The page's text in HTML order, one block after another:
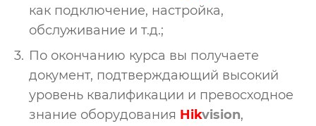
как подключение, настройка,
обслуживание и т.д.;
По окончанию курса вы получаете
документ, подтверждающий высокий
уровень квалификации и превосходное
знание оборудования Hikvision,